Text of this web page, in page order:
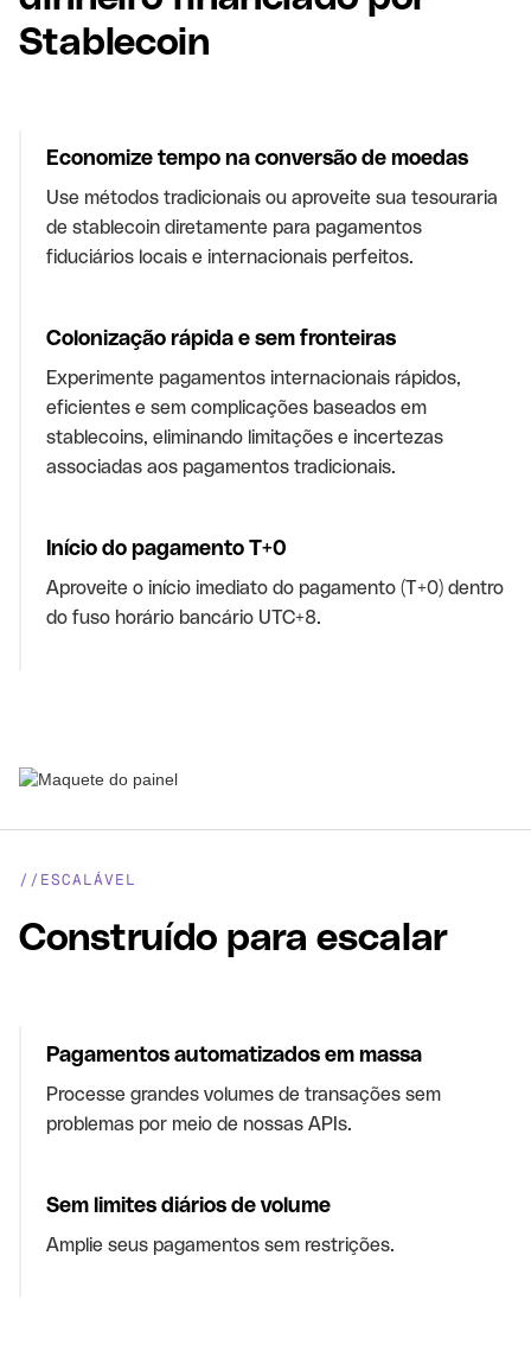
Stablecoin
Economize tempo na conversão de moedas
Use métodos tradicionais ou aproveite sua tesouraria
de stablecoin diretamente para pagamentos
fiduciários locais e internacionais perfeitos.
Colonização rápida e sem fronteiras
Experimente pagamentos internacionais rápidos,
eficientes e sem complicações baseados em
stablecoins, eliminando limitações e incertezas
associadas aos pagamentos tradicionais.
Início do pagamento T+0
Aproveite o início imediato do pagamento (T+0) dentro
do fuso horário bancário UTC+8.
//ESCALÁVEL
Construído para escalar
Pagamentos automatizados em massa
Processe grandes volumes de transações sem
problemas por meio de nossas APIs.
Sem limites diários de volume
Amplie seus pagamentos sem restrições.